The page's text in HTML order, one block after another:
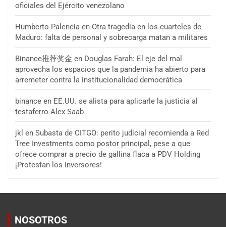
oficiales del Ejército venezolano
Humberto Palencia en Otra tragedia en los cuarteles de
Maduro: falta de personal y sobrecarga matan a militares
Binance推荐奖金 en Douglas Farah: El eje del mal
aprovecha los espacios que la pandemia ha abierto para
arremeter contra la institucionalidad democrática
binance en EE.UU. se alista para aplicarle la justicia al
testaferro Alex Saab
jkl en Subasta de CITGO: perito judicial recomienda a Red
Tree Investments como postor principal, pese a que
ofrece comprar a precio de gallina flaca a PDV Holding
¡Protestan los inversores!
NOSOTROS